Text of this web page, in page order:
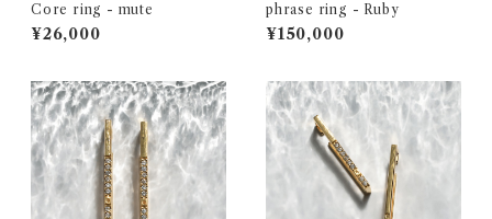
Core ring - mute
¥26,000
phrase ring - Ruby
¥150,000